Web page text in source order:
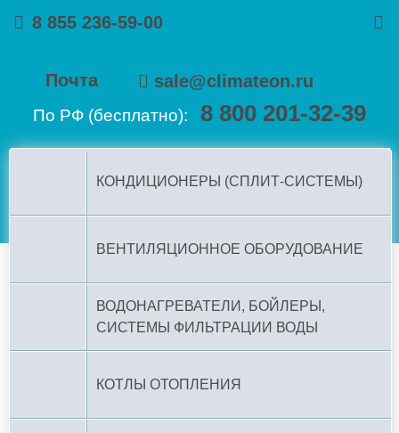
8 855 236-59-00
Почта sale@climateon.ru
По РФ (бесплатно): 8 800 201-32-39
КОНДИЦИОНЕРЫ (СПЛИТ-СИСТЕМЫ)
ВЕНТИЛЯЦИОННОЕ ОБОРУДОВАНИЕ
ВОДОНАГРЕВАТЕЛИ, БОЙЛЕРЫ,
СИСТЕМЫ ФИЛЬТРАЦИИ ВОДЫ
КОТЛЫ ОТОПЛЕНИЯ